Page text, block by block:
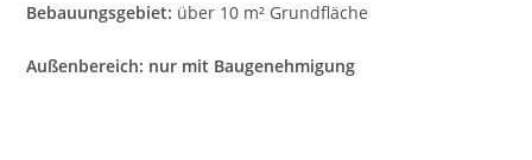
Bebauungsgebiet: über 10 m² Grundfläche
Außenbereich: nur mit Baugenehmigung